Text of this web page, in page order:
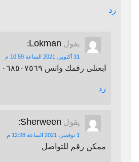
رد
يقول Lokman
:
31 أكتوبر، 2021 الساعة 10:59 م
ابعتلى رقمك واتس ٠١٠٦٨٥٠٧٥٦٩
رد
يقول Sherween
:
1 نوفمبر، 2021 الساعة 12:28 م
ممكن رقم للتواصل